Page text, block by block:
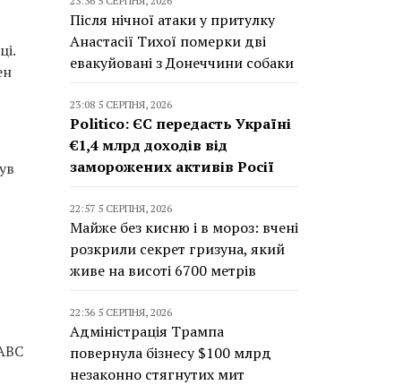
Після нічної атаки у притулку
Анастасії Тихої померки дві
евакуйовані з Донеччини собаки
23:08 5 СЕРПНЯ, 2026
Politico: ЄС передасть Україні
€1,4 млрд доходів від
заморожених активів Росії
22:57 5 СЕРПНЯ, 2026
Майже без кисню і в мороз: вчені
розкрили секрет гризуна, який
живе на висоті 6700 метрів
22:36 5 СЕРПНЯ, 2026
Адміністрація Трампа
повернула бізнесу $100 млрд
незаконно стягнутих мит